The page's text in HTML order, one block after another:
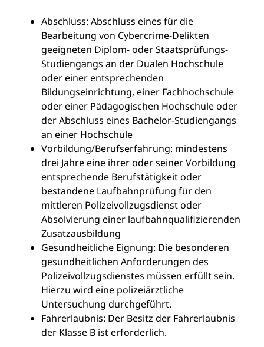
Abschluss: Abschluss eines für die
Bearbeitung von Cybercrime-Delikten
geeigneten Diplom- oder Staatsprüfungs-
Studiengangs an der Dualen Hochschule
oder einer entsprechenden
Bildungseinrichtung, einer Fachhochschule
oder einer Pädagogischen Hochschule oder
der Abschluss eines Bachelor-Studiengangs
an einer Hochschule
Vorbildung/Berufserfahrung: mindestens
drei Jahre eine ihrer oder seiner Vorbildung
entsprechende Berufstätigkeit oder
bestandene Laufbahnprüfung für den
mittleren Polizeivollzugsdienst oder
Absolvierung einer laufbahnqualifizierenden
Zusatzausbildung
Gesundheitliche Eignung: Die besonderen
gesundheitlichen Anforderungen des
Polizeivollzugsdienstes müssen erfüllt sein.
Hierzu wird eine polizeiärztliche
Untersuchung durchgeführt.
Fahrerlaubnis: Der Besitz der Fahrerlaubnis
der Klasse B ist erforderlich.